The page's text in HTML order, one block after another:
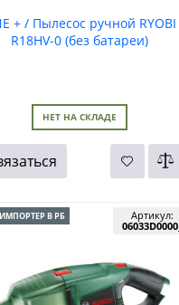
+ / Пылесос ручной RYOBI
R18HV-0 (без батареи)
НЕТ НА СКЛАДЕ
В РБ
Артикул:
06033D0000_